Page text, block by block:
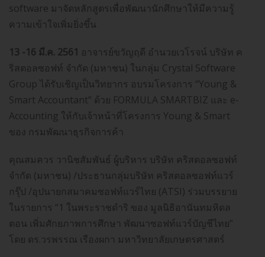
software มาจัดหลักสูตรเพื่อพัฒนานักศึกษาให้มีความรู้
ความเข้าใจเพิ่มยิ่งขึ้น
13 -16 มี.ค. 2561 อาจารย์ขวัญฤดี อำนวยเวโรจน์ บริษัท ค
ริสตอลซอฟท์ จำกัด (มหาชน) ในกลุ่ม Crystal Software
Group ได้รับเชิญเป็นวิทยากร อบรมโครงการ “Young &
Smart Accountant” ด้วย FORMULA SMARTBIZ และ e-
Accounting ให้กับเจ้าหน้าที่โครงการ Young & Smart
ของ กรมพัฒนาธุรกิจการค้า
คุณสมควร วานิชสัมพันธ์ ผู้บริหาร บริษัท คริสตอลซอฟท์
จำกัด (มหาชน) /ประธานกลุ่มบริษัท คริสตอลซอฟท์แวร์
กรุ๊ป /อุปนายกสมาคมซอฟท์แวร์ไทย (ATSI) ร่วมบรรยาย
ในรายการ “1 ในพระราชดำริ ของ มูลนิธิอานันทมหิดล
ตอน เพิ่มศักยภาพการศึกษา พัฒนาซอฟท์แวร์บัญชีไทย”
โดย ดร.วรพรรณ เรืองผกา มหาวิทยาลัยเกษตรศาสตร์